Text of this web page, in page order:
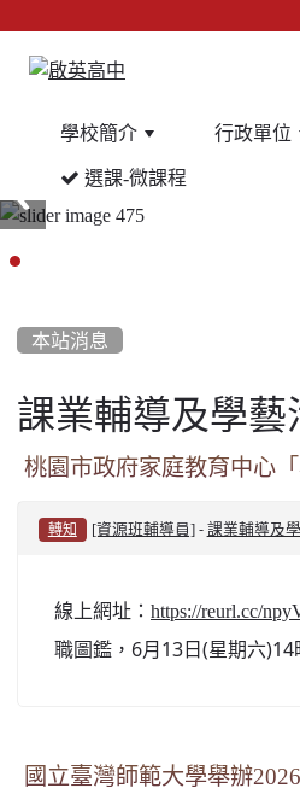
學校簡介 行政單位
選課-微課程
本站消息
課業輔導及學藝
桃園市政府家庭教育中心「
轉知 [資源班輔導員]- 課業輔導及
線上網址： https://reurl.cc/
職圖鑑，6月13日(星期六
國立臺灣師範大學舉辦